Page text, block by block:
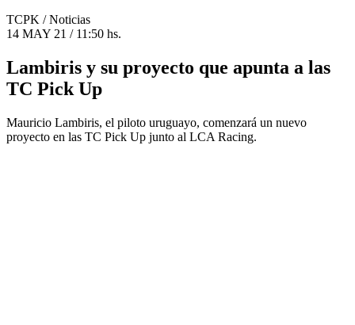
TCPK / Noticias
14 MAY 21 / 11:50 hs.
Lambiris y su proyecto que apunta a las
TC Pick Up
Mauricio Lambiris, el piloto uruguayo, comenzará un nuevo
proyecto en las TC Pick Up junto al LCA Racing.